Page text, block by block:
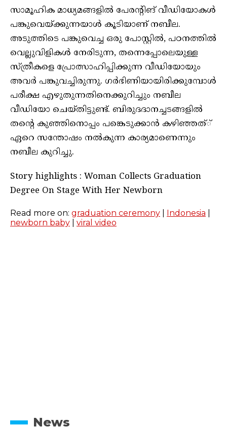
സാമൂഹിക മാധ്യമങ്ങളില്‍ പേരന്റിങ് വീഡിയോകള്‍
പങ്കുവെയ്ക്കുന്നയാള്‍ കൂടിയാണ് നബീല.
അടുത്തിടെ പങ്കുവെച്ച ഒരു പോസ്റ്റില്‍, പഠനത്തില്‍
വെല്ലുവിളികള്‍ നേരിടുന്ന, തന്നെപ്പോലെയുള്ള
സ്ത്രീകളെ പ്രോത്സാഹിപ്പിക്കുന്ന വീഡിയോയും
അവര്‍ പങ്കുവച്ചിരുന്നു. ഗര്‍ഭിണിയായിരിക്കുമ്പോള്‍
പരീക്ഷ എഴുതുന്നതിനെക്കുറിച്ചും നബീല
വീഡിയോ ചെയ്തിട്ടുണ്ട്. ബിരുദദാനച്ചടങ്ങളില്‍
തന്റെ കുഞ്ഞിനൊപ്പം പങ്കെടുക്കാന്‍ കഴിഞ്ഞത്്
ഏറെ സന്തോഷം നല്‍കുന്ന കാര്യമാണെന്നും
നബീല കുറിച്ചു.
Story highlights : Woman Collects Graduation
Degree On Stage With Her Newborn
Read more on: graduation ceremony Indonesia
newborn baby
viral video
News